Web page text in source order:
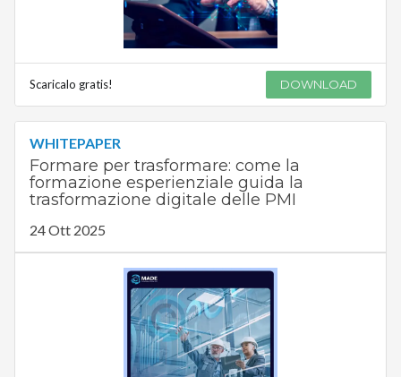
Scaricalo gratis! DOWNLOAD
WHITEPAPER
Formare per trasformare: come la
formazione esperienziale guida la
trasformazione digitale delle PMI
24 Ott 2025